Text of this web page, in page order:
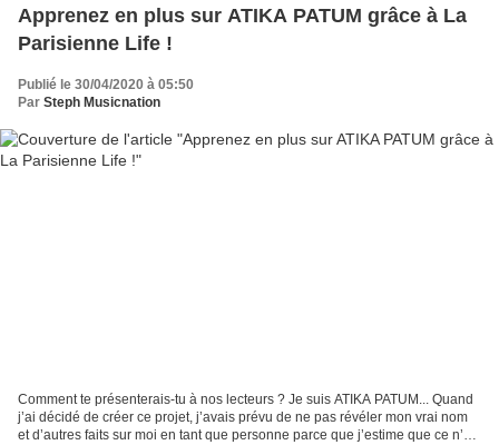
Apprenez en plus sur ATIKA PATUM grâce à La
Parisienne Life !
Publié le 30/04/2020 à 05:50
Par Steph Musicnation
Comment te présenterais-tu à nos lecteurs ? Je suis ATIKA PATUM... Quand
j’ai décidé de créer ce projet, j’avais prévu de ne pas révéler mon vrai nom
et d’autres faits sur moi en tant que personne parce que j’estime que ce n’est